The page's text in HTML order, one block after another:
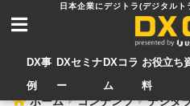
DX事
例
DXセミナ
ー
DXコラ
ム
お役立ち
料
ホーム コンテンツ デジタ